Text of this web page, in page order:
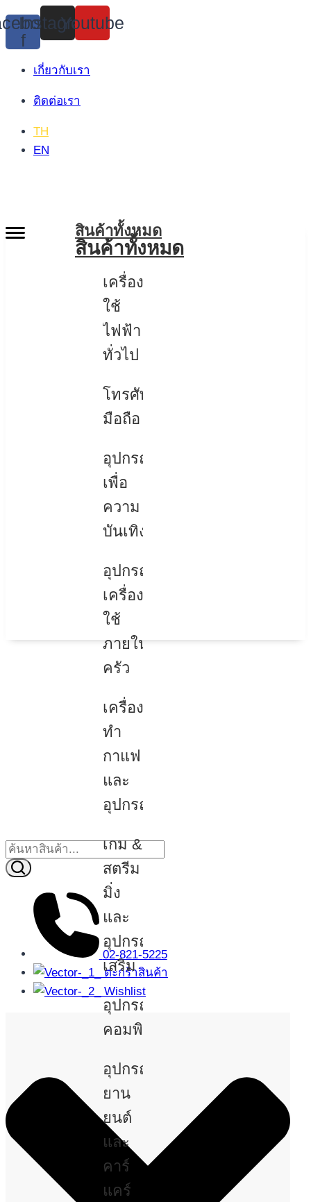
Skip
to
content
f
Instagram
Youtube
เกี่ยวกับเรา
ติดต่อเรา
TH
EN
สินค้าทั้งหมด
สินค้าทั้งหมด
เครื่อง
ใช้
ไฟฟ้า
ทั่วไป
โทรศัพท์
มือถือ
อุปกรณ์
เพื่อ
ความ
บันเทิง
อุปกรณ์
เครื่อง
ใช้
ภายใน
ครัว
เครื่อง
ทำ
กาแฟ
และ
อุปกรณ์
เกม &
สตรีม
มิ่ง
และ
อุปกรณ์
เสริม
อุปกรณ์
คอมพิวเตอร์
อุปกรณ์
ยาน
ยนต์
และ
คาร์
แคร์
02-821-5225
ตะกร้าสินค้า
Wishlist